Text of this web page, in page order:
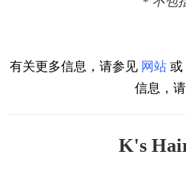
有关更多信息，请参见 网站 或
信息，请
K's